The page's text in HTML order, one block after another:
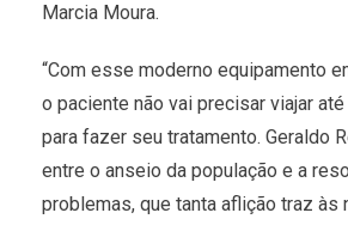
Marcia Moura.
“Com esse moderno equipamento
o paciente não vai precisar viajar
para fazer seu tratamento. Geraldo
entre o anseio da população e a
problemas, que tanta aflição traz às